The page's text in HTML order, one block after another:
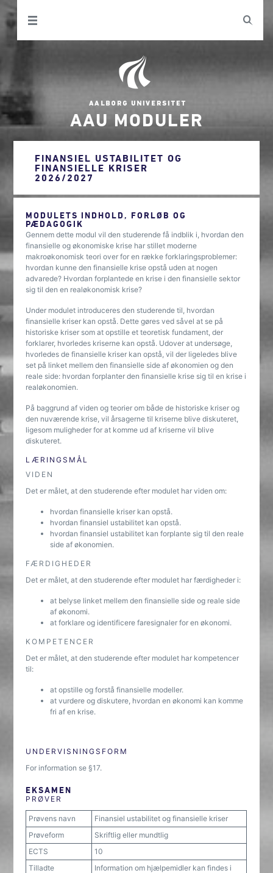
AAU MODULER
FINANSIEL USTABILITET OG
FINANSIELLE KRISER
2026/2027
MODULETS INDHOLD, FORLØB OG
PÆDAGOGIK
Gennem dette modul vil den studerende få indblik i, hvordan den
finansielle og økonomiske krise har stillet moderne
makroøkonomisk teori over for en række forklaringsproblemer:
hvordan kunne den finansielle krise opstå uden at nogen
advarede? Hvordan forplantede en krise i den finansielle sektor
sig til den en realøkonomisk krise?
Under modulet introduceres den studerende til, hvordan
finansielle kriser kan opstå. Dette gøres ved såvel at se på
historiske kriser som at opstille et teoretisk fundament, der
forklarer, hvorledes kriserne kan opstå. Udover at undersøge,
hvorledes de finansielle kriser kan opstå, vil der ligeledes blive
set på linket mellem den finansielle side af økonomien og den
reale side: hvordan forplanter den finansielle krise sig til en krise i
realøkonomien.
På baggrund af viden og teorier om både de historiske kriser og
den nuværende krise, vil årsagerne til kriserne blive diskuteret,
ligesom muligheder for at komme ud af kriserne vil blive
diskuteret.
LÆRINGSMÅL
VIDEN
Det er målet, at den studerende efter modulet har viden om:
hvordan finansielle kriser kan opstå.
hvordan finansiel ustabilitet kan opstå.
hvordan finansiel ustabilitet kan forplante sig til den reale
side af økonomien.
FÆRDIGHEDER
Det er målet, at den studerende efter modulet har færdigheder i:
at belyse linket mellem den finansielle side og reale side
af økonomi.
at forklare og identificere faresignaler for en økonomi.
KOMPETENCER
Det er målet, at den studerende efter modulet har kompetencer
til:
at opstille og forstå finansielle modeller.
at vurdere og diskutere, hvordan en økonomi kan komme
fri af en krise.
UNDERVISNINGSFORM
For information se §17.
EKSAMEN
PRØVER
Prøvens navn
Finansiel ustabilitet og finansielle kriser
Prøveform
Skriftlig eller mundtlig
ECTS
10
Tilladte
Information om hjælpemidler kan findes i